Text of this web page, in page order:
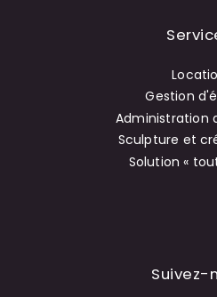
Gestion
Administration
Sculpture et
Solution «
Suivez-